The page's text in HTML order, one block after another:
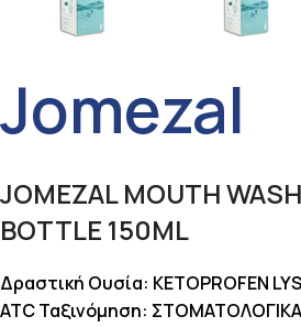
Jomezal
JOMEZAL MOUTH
BOTTLE 150ML
Δραστική Ουσία: KETOPROFEN
ATC Ταξινόμηση: